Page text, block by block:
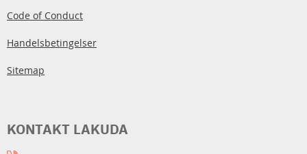
Code of Conduct
Handelsbetingelser
Sitemap
KONTAKT LAKUDA